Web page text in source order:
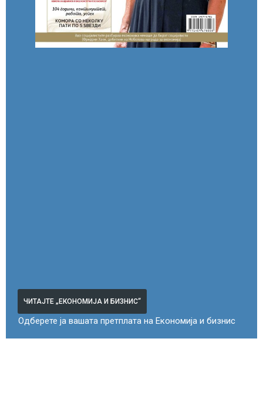
ЧИТАЈТЕ „ЕКОНОМИЈА И БИЗНИС“
Одберете ја вашата претплата на Економија и бизнис